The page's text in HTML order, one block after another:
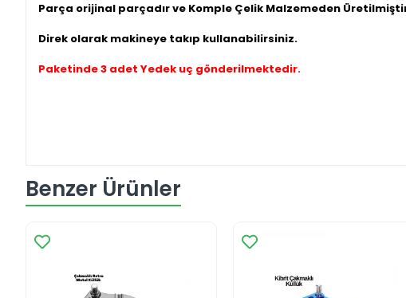
Parça orijinal parçadır ve Komple Çelik Malzemeden
Direk olarak makineye takıp kullanabilirsiniz.
Paketinde 3 adet Yedek uç gönderilmektedir.
Benzer Ürünler